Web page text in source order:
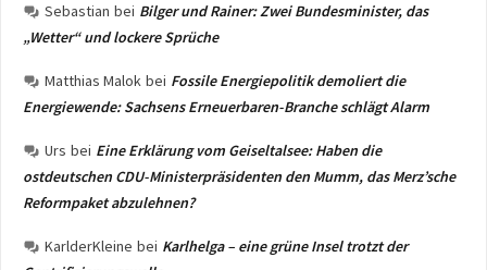
Sebastian bei Bilger und Rainer: Zwei Bundesminister, das
„Wetter“ und lockere Sprüche
Matthias Malok bei Fossile Energiepolitik demoliert die
Energiewende: Sachsens Erneuerbaren-Branche schlägt Alarm
Urs bei Eine Erklärung vom Geiseltalsee: Haben die
ostdeutschen CDU-Ministerpräsidenten den Mumm, das Merz’sche
Reformpaket abzulehnen?
KarlderKleine bei Karlhelga – eine grüne Insel trotzt der